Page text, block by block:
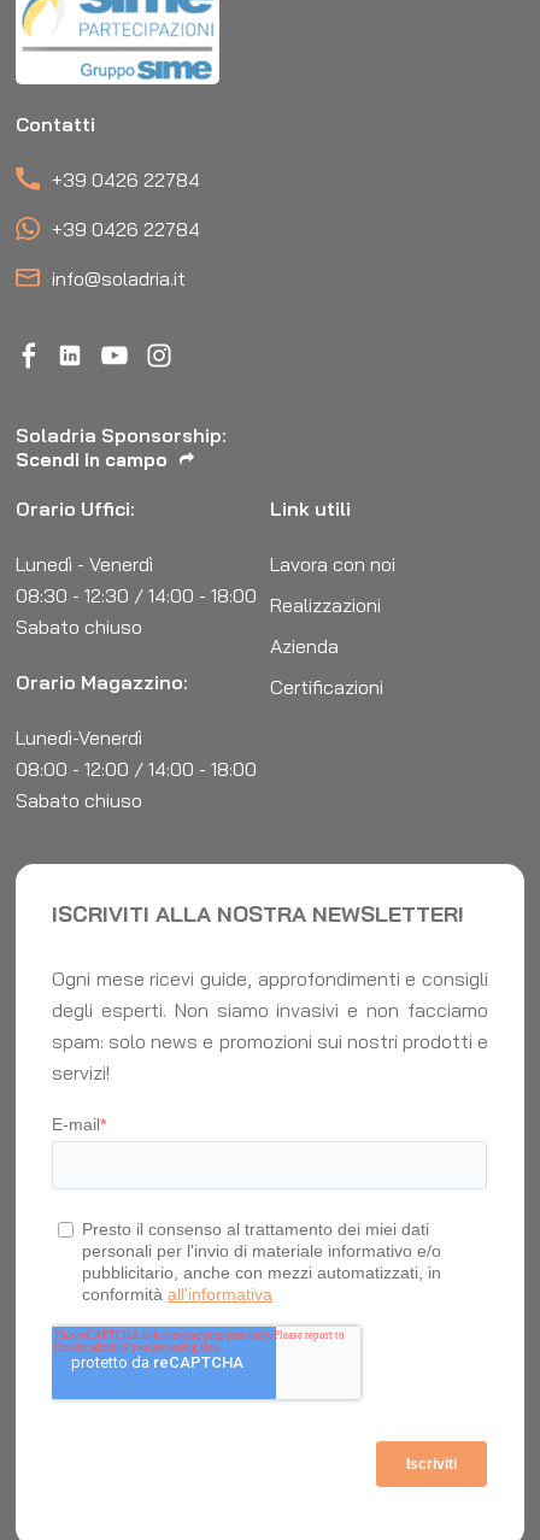
Contatti
+39 0426 22784
+39 0426 22784
info@soladria.it
Soladria Sponsorship:
Scendi in campo
Orario Uffici:
Lunedì - Venerdì
08:30 - 12:30 / 14:00 - 18:00
Sabato chiuso
Orario Magazzino:
Lunedì-Venerdì
08:00 - 12:00 / 14:00 - 18:00
Sabato chiuso
Link utili
Lavora con noi
Realizzazioni
Azienda
Certificazioni
ISCRIVITI ALLA NOSTRA NEWSLETTER!
Ogni mese ricevi guide, approfondimenti e consigli
degli esperti. Non siamo invasivi e non facciamo
spam: solo news e promozioni sui nostri prodotti e
servizi!